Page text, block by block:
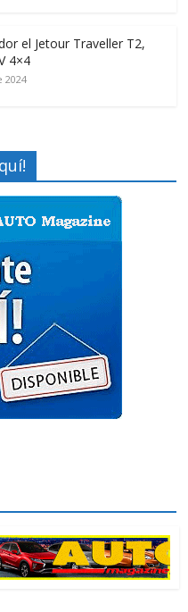
el Jetour Traveller T2,
4×4
2024